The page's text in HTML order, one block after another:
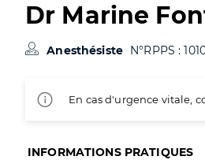
Dr Marine
Anesthésiste N°RPPS :
En cas d'urgence vitale,
INFORMATIONS PRATIQUES